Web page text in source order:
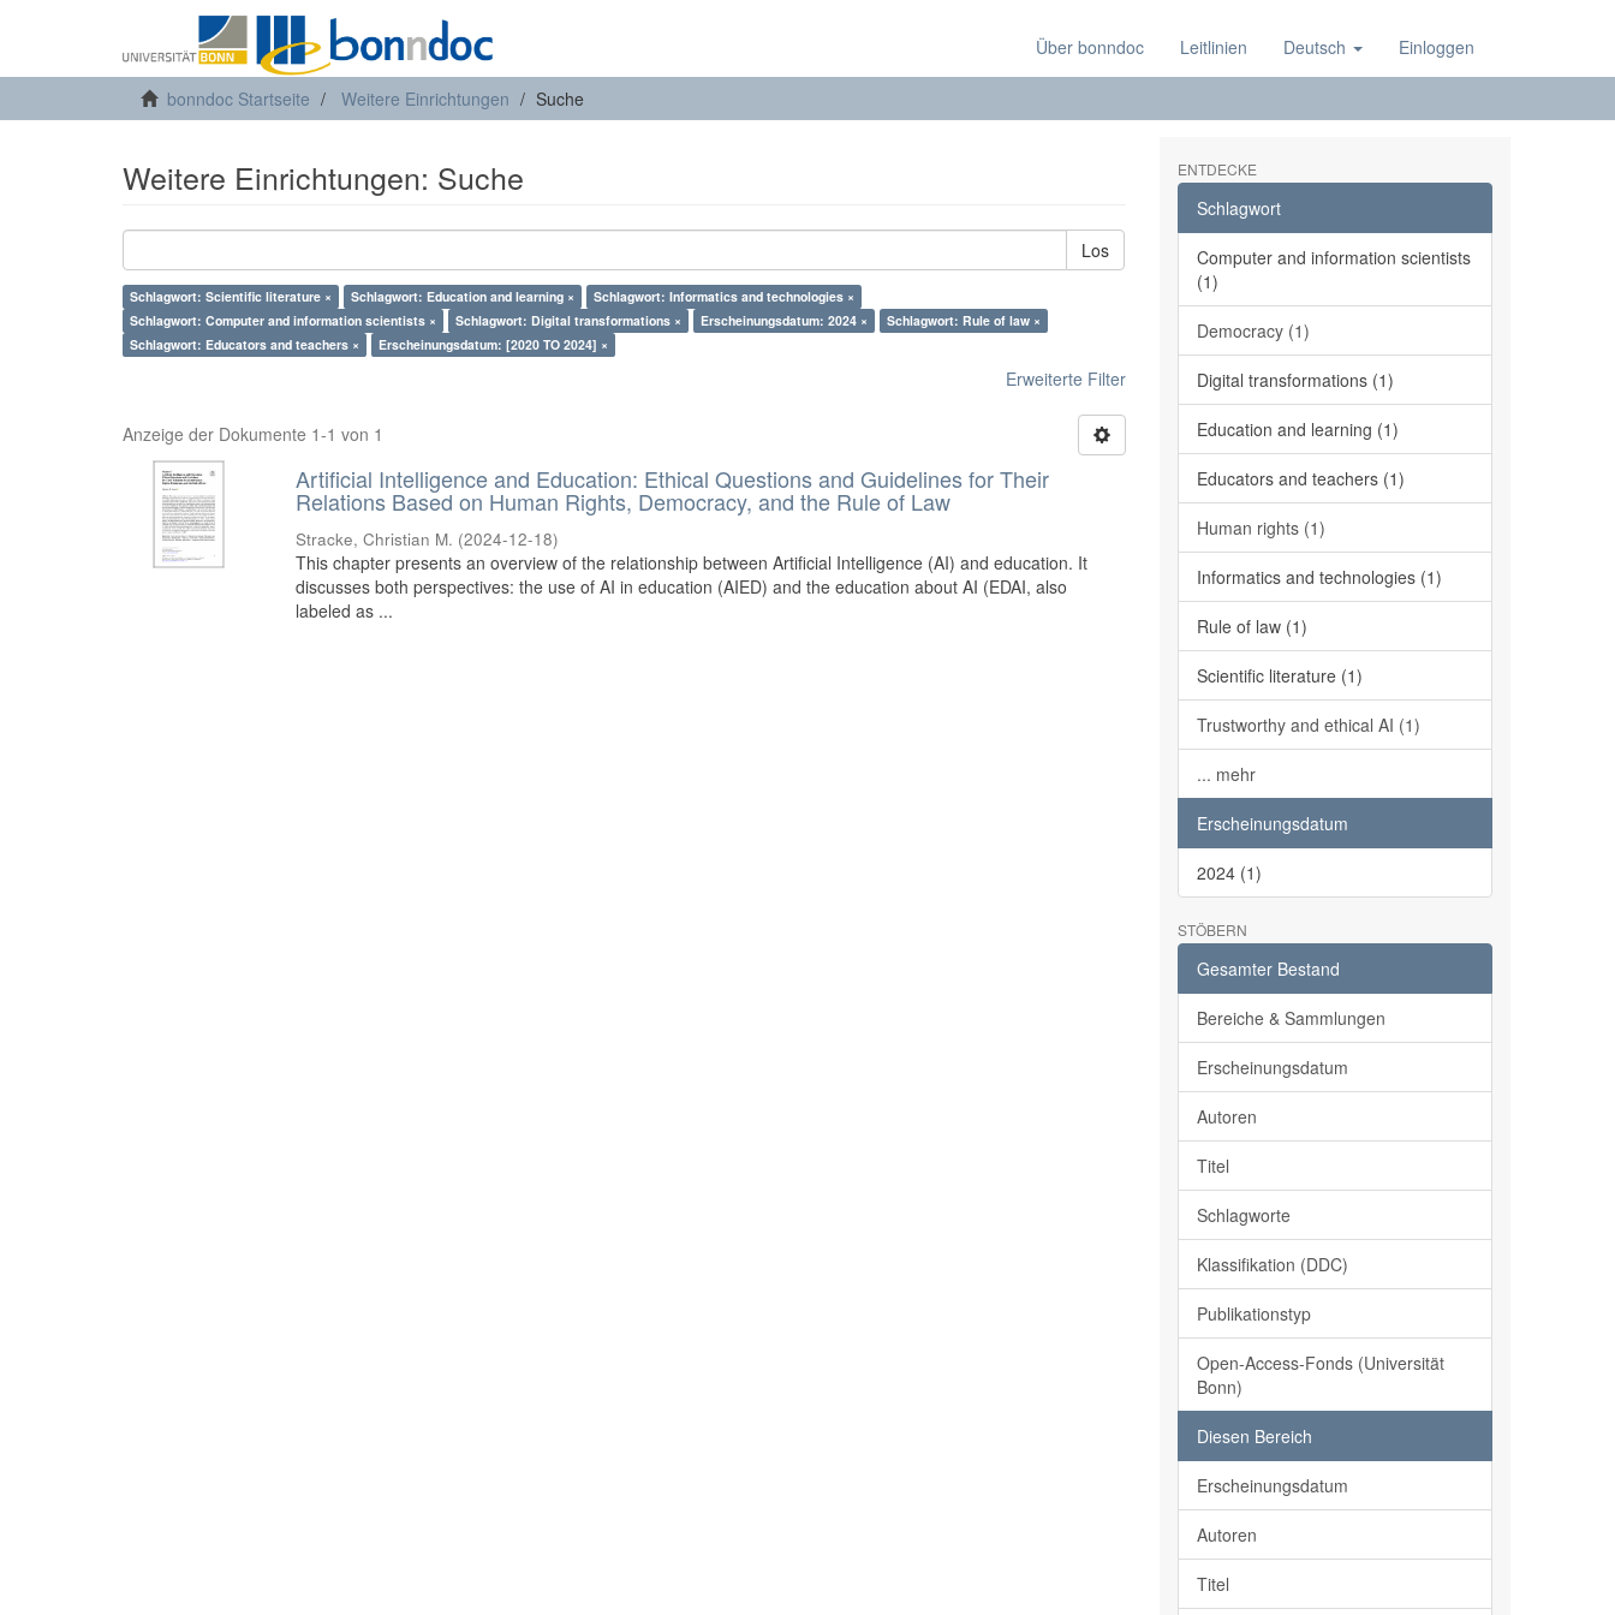
Über bonndoc Leitlinien Deutsch Einloggen
bonndoc Startseite Weitere Einrichtungen Suche
Weitere Einrichtungen: Suche
Los
Schlagwort: Scientific literature × Schlagwort: Education and learning ×
Schlagwort: Informatics and technologies ×
Schlagwort: Computer and information scientists ×
Schlagwort: Digital transformations × Erscheinungsdatum: 2024 ×
Schlagwort: Rule of law ×
Schlagwort: Educators and teachers ×
Erscheinungsdatum: [2020 TO 2024] ×
Erweiterte Filter
Anzeige der Dokumente 1-1 von 1
Artificial Intelligence and Education: Ethical Questions and Guidelines for Their
Relations Based on Human Rights, Democracy, and the Rule of Law
Stracke, Christian M. (2024-12-18)
This chapter presents an overview of the relationship between Artificial Intelligence (AI) and education. It
discusses both perspectives: the use of AI in education (AIED) and the education about AI (EDAI, also
labeled as ...
ENTDECKE
Schlagwort
Computer and information scientists
(1)
Democracy (1)
Digital transformations (1)
Education and learning (1)
Educators and teachers (1)
Human rights (1)
Informatics and technologies (1)
Rule of law (1)
Scientific literature (1)
Trustworthy and ethical AI (1)
... mehr
Erscheinungsdatum
2024 (1)
STÖBERN
Gesamter Bestand
Bereiche & Sammlungen
Erscheinungsdatum
Autoren
Titel
Schlagworte
Klassifikation (DDC)
Publikationstyp
Open-Access-Fonds (Universität
Bonn)
Diesen Bereich
Erscheinungsdatum
Autoren
Titel